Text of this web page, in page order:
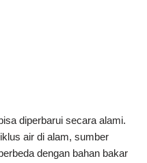
diperbarui secara alami.
air di alam, sumber
dengan bahan bakar